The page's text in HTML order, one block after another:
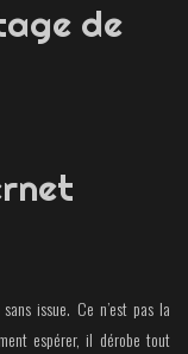
de
issue. Ce n’est pas la
espérer, il dérobe tout